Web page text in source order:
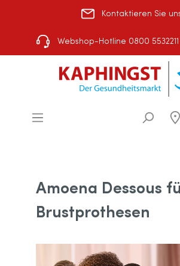
Kontaktieren Sie
Webshop-Hotline 0800
Amoena Dessous
Brustprothesen